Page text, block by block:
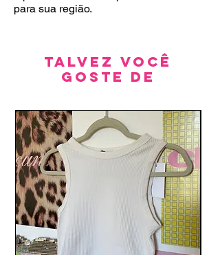
para sua região.
Talvez você
goste de